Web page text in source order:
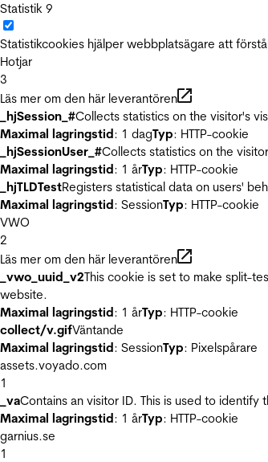
Statistik 9
Statistikcookies hjälper webbplatsägare att
Hotjar
3
Läs mer om den här leverantören
_hjSession_#Collects statistics on the visitor's
Maximal lagringstid: 1 dagTyp: HTTP-cookie
_hjSessionUser_#Collects statistics on the
Maximal lagringstid: 1 årTyp: HTTP-cookie
_hjTLDTestRegisters statistical data on users'
Maximal lagringstid: SessionTyp: HTTP-cookie
VWO
2
Läs mer om den här leverantören
_vwo_uuid_v2This cookie is set to make split-
website.
Maximal lagringstid: 1 årTyp: HTTP-cookie
collect/v.gifVäntande
Maximal lagringstid: SessionTyp: Pixelspårare
assets.voyado.com
1
_vaContains an visitor ID. This is used to
Maximal lagringstid: 1 årTyp: HTTP-cookie
garnius.se
1